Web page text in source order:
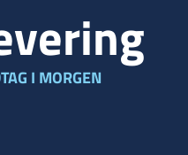
I MORGEN